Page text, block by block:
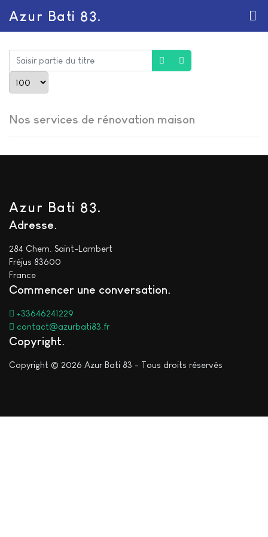
Azur Bati 83.
Saisir partie du titre
Nos services de rénovation maison
Azur Bati 83.
Adresse
284 Chem. Saint-Lambert
Fréjus 83600
France
Commencer une conversation
+33646241229
contact@azurbati83.fr
Copyright
Copyright © 2026 Azur Bati 83 - Tous droits réservés